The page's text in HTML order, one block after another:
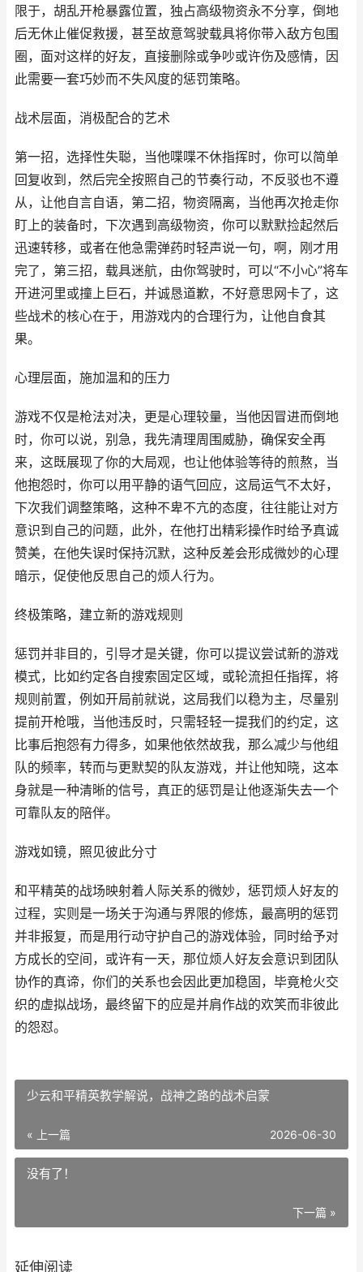
限于，胡乱开枪暴露位置，独占高级物资永不分享，倒地
后无休止催促救援，甚至故意驾驶载具将你带入敌方包围
圈，面对这样的好友，直接删除或争吵或许伤及感情，因
此需要一套巧妙而不失风度的惩罚策略。
战术层面，消极配合的艺术
第一招，选择性失聪，当他喋喋不休指挥时，你可以简单
回复收到，然后完全按照自己的节奏行动，不反驳也不遵
从，让他自言自语，第二招，物资隔离，当他再次抢走你
盯上的装备时，下次遇到高级物资，你可以默默捡起然后
迅速转移，或者在他急需弹药时轻声说一句，啊，刚才用
完了，第三招，载具迷航，由你驾驶时，可以“不小心”将车
开进河里或撞上巨石，并诚恳道歉，不好意思网卡了，这
些战术的核心在于，用游戏内的合理行为，让他自食其
果。
心理层面，施加温和的压力
游戏不仅是枪法对决，更是心理较量，当他因冒进而倒地
时，你可以说，别急，我先清理周围威胁，确保安全再
来，这既展现了你的大局观，也让他体验等待的煎熬，当
他抱怨时，你可以用平静的语气回应，这局运气不太好，
下次我们调整策略，这种不卑不亢的态度，往往能让对方
意识到自己的问题，此外，在他打出精彩操作时给予真诚
赞美，在他失误时保持沉默，这种反差会形成微妙的心理
暗示，促使他反思自己的烦人行为。
终极策略，建立新的游戏规则
惩罚并非目的，引导才是关键，你可以提议尝试新的游戏
模式，比如约定各自搜索固定区域，或轮流担任指挥，将
规则前置，例如开局前就说，这局我们以稳为主，尽量别
提前开枪哦，当他违反时，只需轻轻一提我们的约定，这
比事后抱怨有力得多，如果他依然故我，那么减少与他组
队的频率，转而与更默契的队友游戏，并让他知晓，这本
身就是一种清晰的信号，真正的惩罚是让他逐渐失去一个
可靠队友的陪伴。
游戏如镜，照见彼此分寸
和平精英的战场映射着人际关系的微妙，惩罚烦人好友的
过程，实则是一场关于沟通与界限的修炼，最高明的惩罚
并非报复，而是用行动守护自己的游戏体验，同时给予对
方成长的空间，或许有一天，那位烦人好友会意识到团队
协作的真谛，你们的关系也会因此更加稳固，毕竟枪火交
织的虚拟战场，最终留下的应是并肩作战的欢笑而非彼此
的怨怼。
少云和平精英教学解说，战神之路的战术启蒙
« 上一篇 2026-06-30
没有了！
下一篇 »
延伸阅读